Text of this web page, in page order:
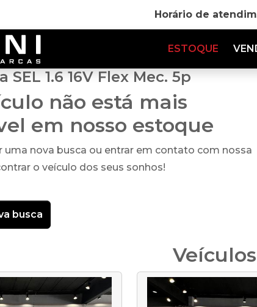
Horário de
ESTOQUE
SEL 1.6 16V Flex Mec. 5p
não está mais
em nosso estoque
uma nova busca ou entrar em contato com nossa
o veículo dos seus sonhos!
busca